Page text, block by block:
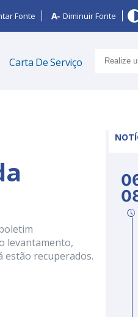
Fonte Diminuir Fonte
Carta De Serviço
levantamento,
estão recuperados.